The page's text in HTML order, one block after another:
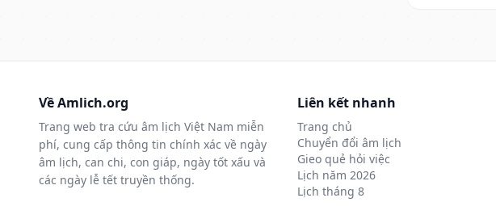
Về Amlich.org
Trang web tra cứu âm lịch Việt Nam miễn
phí, cung cấp thông tin chính xác về ngày
âm lịch, can chi, con giáp, ngày tốt xấu và
các ngày lễ tết truyền thống.
Liên kết nhanh
Trang chủ
Chuyển đổi âm lịch
Gieo quẻ hỏi việc
Lịch năm 2026
Lịch tháng 8